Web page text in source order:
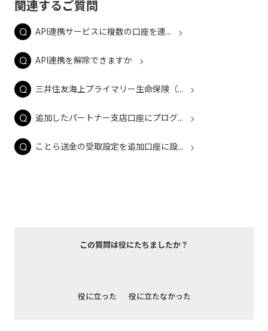
関連するご質問
API連携サービスに複数の口座を連...
API連携を解除できますか
三井住友海上プライマリー生命保険（...
追加したパートナー支店口座にプログ...
ことら送金の受取設定を追加口座に設...
この質問は役にたちましたか？
役に立った 役に立たなかった